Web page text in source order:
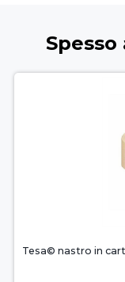
Tesa© nastro in